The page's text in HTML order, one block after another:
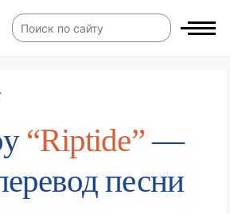
“Riptide”—
песни